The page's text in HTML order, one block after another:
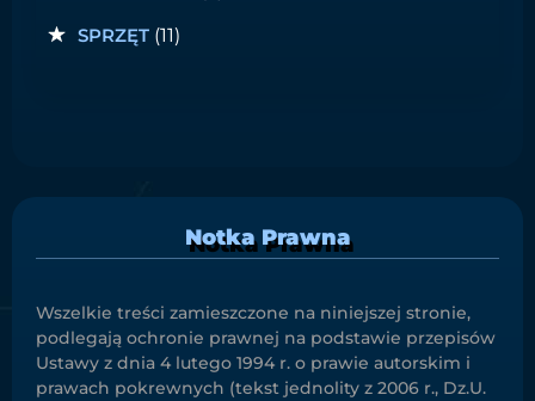
SPRZĘT (11)
Notka Prawna
Wszelkie treści zamieszczone na niniejszej stronie,
podlegają ochronie prawnej na podstawie przepisów
Ustawy z dnia 4 lutego 1994 r. o prawie autorskim i
prawach pokrewnych (tekst jednolity z 2006 r., Dz.U.